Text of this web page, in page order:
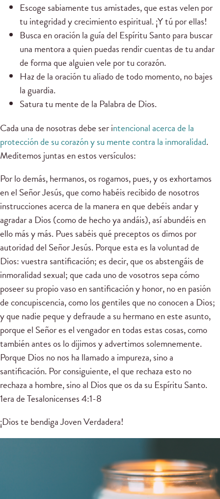
Escoge sabiamente tus amistades, que estas velen por
tu integridad y crecimiento espiritual. ¡Y tú por ellas!
Busca en oración la guía del Espíritu Santo para buscar
una mentora a quien puedas rendir cuentas de tu andar
de forma que alguien vele por tu corazón.
Haz de la oración tu aliado de todo momento, no bajes
la guardia.
Satura tu mente de la Palabra de Dios.
Cada una de nosotras debe ser intencional acerca de la
protección de su corazón y su mente contra la inmoralidad.
Meditemos juntas en estos versículos:
Por lo demás, hermanos, os rogamos, pues, y os exhortamos
en el Señor Jesús, que como habéis recibido de nosotros
instrucciones acerca de la manera en que debéis andar y
agradar a Dios (como de hecho ya andáis), así abundéis en
ello más y más. Pues sabéis qué preceptos os dimos por
autoridad del Señor Jesús. Porque esta es la voluntad de
Dios: vuestra santificación; es decir, que os abstengáis de
inmoralidad sexual; que cada uno de vosotros sepa cómo
poseer su propio vaso en santificación y honor, no en pasión
de concupiscencia, como los gentiles que no conocen a Dios;
y que nadie peque y defraude a su hermano en este asunto,
porque el Señor es el vengador en todas estas cosas, como
también antes os lo dijimos y advertimos solemnemente.
Porque Dios no nos ha llamado a impureza, sino a
santificación. Por consiguiente, el que rechaza esto no
rechaza a hombre, sino al Dios que os da su Espíritu Santo.
1era de Tesalonicenses 4:1-8
¡Dios te bendiga Joven Verdadera!